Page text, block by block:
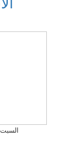
السبت 08 أغسطس 2026 11:44 صباحاً